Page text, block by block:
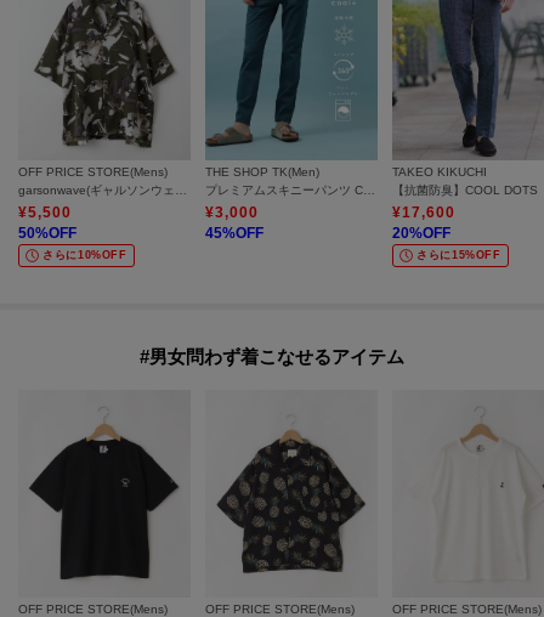
OFF PRICE STORE(Mens)
¥5,500
50%OFF
さらに10%OFF
THE SHOP TK(Men)
¥3,000
45%OFF
TAKEO KIKUCHI
¥17,600
20%OFF
さらに15%OFF
#男女問わず着こなせるアイテム
OFF PRICE STORE(Mens)
OFF PRICE STORE(Mens)
OFF PRICE STORE(Mens)